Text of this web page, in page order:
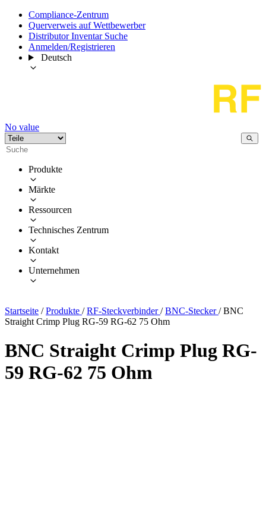
Compliance-Zentrum
Querverweis auf Wettbewerber
Distributor Inventar Suche
Anmelden/Registrieren
Deutsch
No value
Produkte
Märkte
Ressourcen
Technisches Zentrum
Kontakt
Unternehmen
Startseite / Produkte / RF-Steckverbinder/ BNC-Stecker/ BNC
Straight Crimp Plug RG-59 RG-62 75 Ohm
BNC Straight Crimp Plug RG-
59 RG-62 75 Ohm